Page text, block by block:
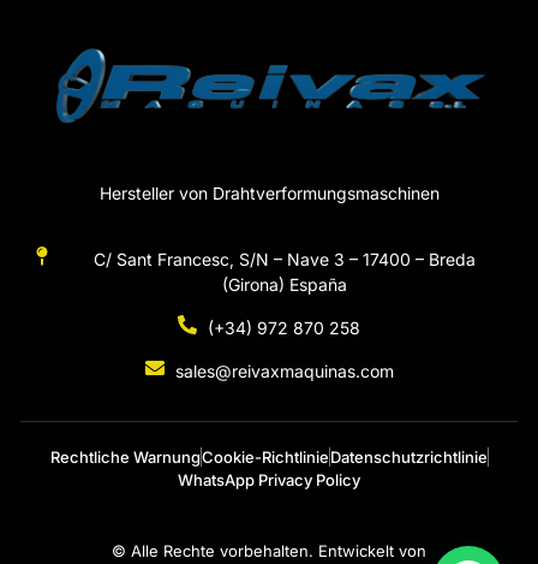
Hersteller von Drahtverformungsmaschinen
C/ Sant Francesc, S/N – Nave 3 – 17400 – Breda
(Girona) España
(+34) 972 870 258
sales@reivaxmaquinas.com
Rechtliche WarnungCookie-RichtlinieDatenschutzrichtlinie
WhatsApp Privacy Policy
© Alle Rechte vorbehalten. Entwickelt von